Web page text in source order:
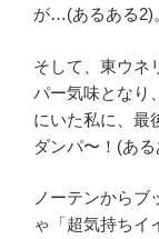
が…(あるある2)
そして、東ウネ
パー気味となり
にいた私に、最
ダンパ〜！(あ
ノーテンからブ
ゃ「超気持ちイ